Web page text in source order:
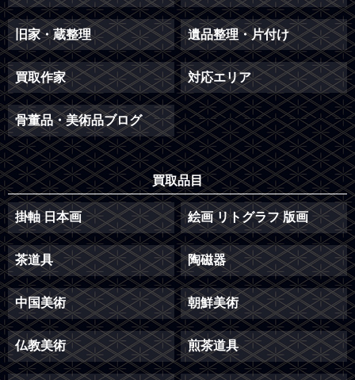
旧家・蔵整理 遺品整理・片付け
買取作家 対応エリア
骨董品・美術品ブログ
買取品目
掛軸 日本画 絵画 リトグラフ 版画
茶道具 陶磁器
中国美術 朝鮮美術
仏教美術 煎茶道具